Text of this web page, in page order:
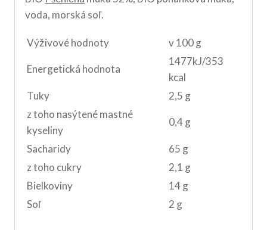
voda, morská soľ.
Výživové hodnoty v 100 g
Energetická hodnota
1477kJ/353
kcal
Tuky
2,5 g
z toho nasýtené mastné
kyseliny
0,4 g
Sacharidy
65 g
z toho cukry
2,1 g
Bielkoviny
14 g
Soľ
2 g